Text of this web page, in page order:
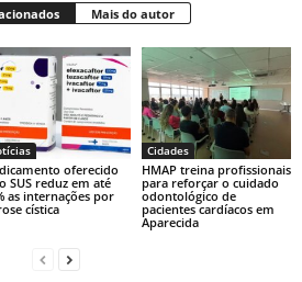
Mais do autor
oferecido
SUS reduz em até
as internações por
cística
Cidades
HMAP treina profissionais
para reforçar o cuidado
odontológico de
pacientes cardíacos em
Aparecida